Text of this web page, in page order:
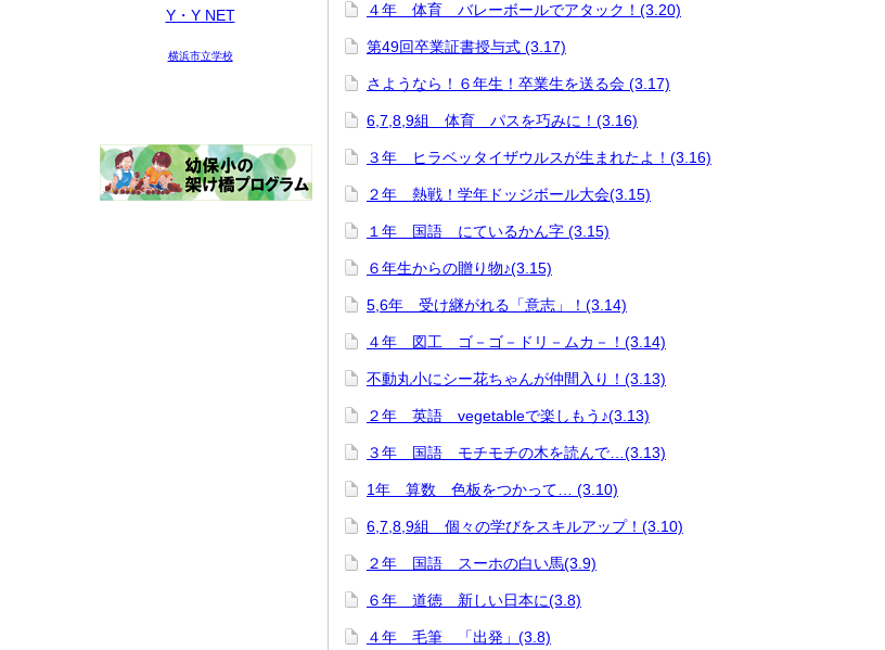
Y・Y NET
横浜市立学校
４年 体育 バレーボールでアタック！(3.20)
第49回卒業証書授与式 (3.17)
さようなら！６年生！卒業生を送る会 (3.17)
6,7,8,9組 体育 パスを巧みに！(3.16)
３年 ヒラベッタイザウルスが生まれたよ！(3.16)
２年 熱戦！学年ドッジボール大会(3.15)
１年 国語 にているかん字 (3.15)
６年生からの贈り物♪(3.15)
5,6年 受け継がれる「意志」！(3.14)
４年 図工 ゴ－ゴ－ドリ－ムカ－！(3.14)
不動丸小にシー花ちゃんが仲間入り！(3.13)
２年 英語 vegetableで楽しもう♪(3.13)
３年 国語 モチモチの木を読んで…(3.13)
1年 算数 色板をつかって… (3.10)
6,7,8,9組 個々の学びをスキルアップ！(3.10)
２年 国語 スーホの白い馬(3.9)
６年 道徳 新しい日本に(3.8)
４年 毛筆 「出発」(3.8)